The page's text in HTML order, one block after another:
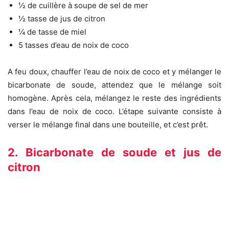
½ de cuillère à soupe de sel de mer
½ tasse de jus de citron
¼ de tasse de miel
5 tasses d’eau de noix de coco
A feu doux, chauffer l’eau de noix de coco et y mélanger le
bicarbonate de soude, attendez que le mélange soit
homogène. Après cela, mélangez le reste des ingrédients
dans l’eau de noix de coco. L’étape suivante consiste à
verser le mélange final dans une bouteille, et c’est prêt.
2. Bicarbonate de soude et jus de
citron